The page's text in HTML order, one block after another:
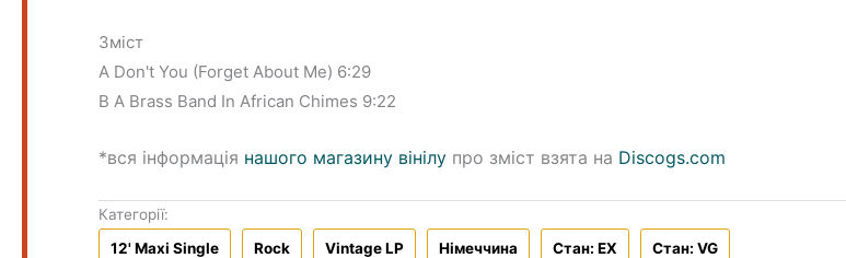
Зміст
A Don't You (Forget About Me) 6:29
B A Brass Band In African Chimes 9:22
*вся інформація нашого магазину вінілу про зміст взята на Discogs.com
Категорії:
12' Maxi Single
Rock Vintage LP Німеччина Стан: EX Стан: VG